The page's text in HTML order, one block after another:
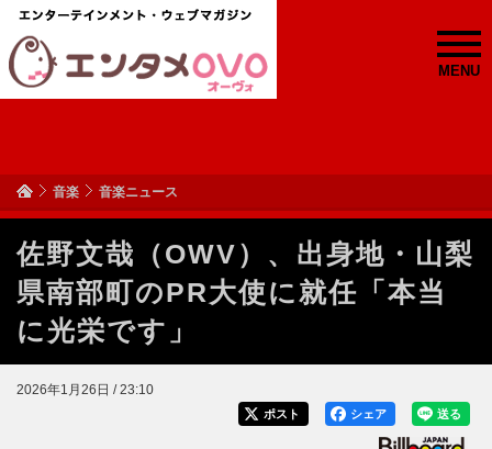
MENU
音楽 音楽ニュース
佐野文哉（OWV）、出身地・山梨
県南部町のPR大使に就任「本当
に光栄です」
2026年1月26日 / 23:10
送る
シェア
ポスト